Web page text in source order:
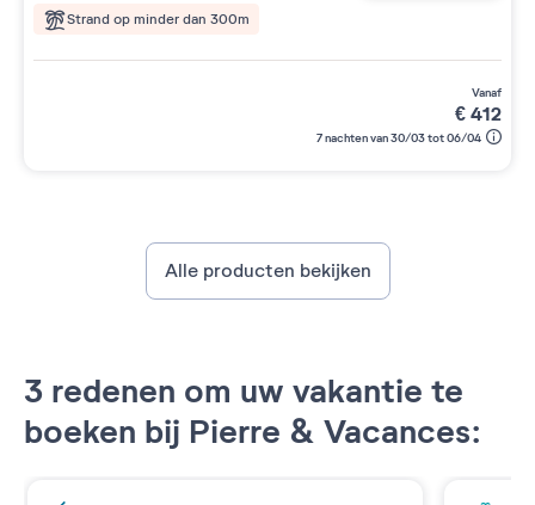
Strand op minder dan 300m
vanaf
€412
7 nachten van 30/03 tot 06/04
Alle producten bekijken
3 redenen om uw vakantie te
boeken bij Pierre & Vacances: